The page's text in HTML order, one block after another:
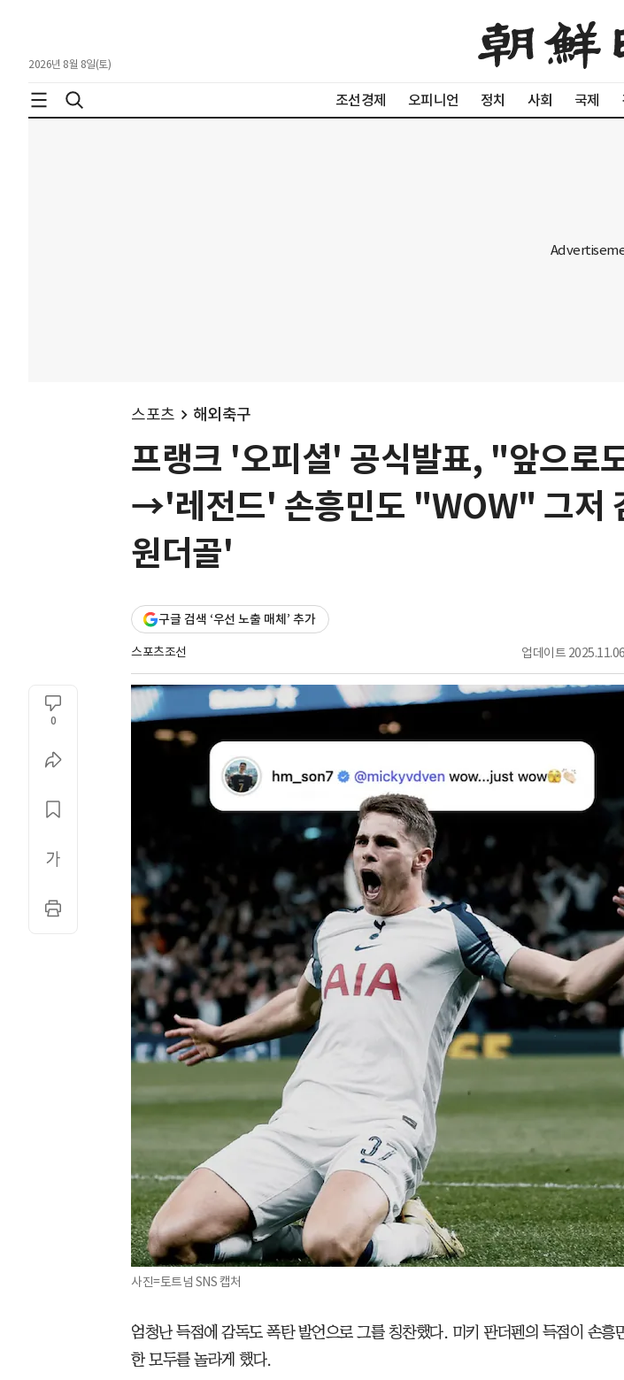
2026년 8월 8일(토)
조선경제 오피니언 정치 사회 국제
스포츠 해외축구
프랭크 '오피셜' 공식발표, "앞으로
→'레전드' 손흥민도 "WOW" 그저
원더골'
구글 검색 ‘우선 노출 매체’ 추가
스포츠조선 업데이트
0
사진=토트넘 SNS 캡처
엄청난 득점에 감독도 폭탄 발언으로 그를 칭찬했다. 미키 판더펜의 득점이 손흥
한 모두를 놀라게 했다.